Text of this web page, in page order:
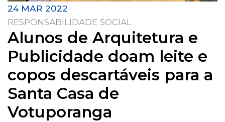
24 MAR 2022
RESPONSABILIDADE SOCIAL
Alunos de Arquitetura e
Publicidade doam leite e
copos descartáveis para a
Santa Casa de
Votuporanga